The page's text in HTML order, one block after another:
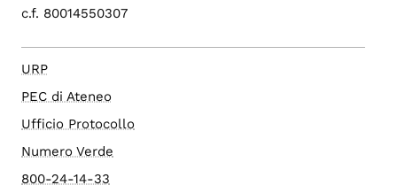
c.f. 80014550307
URP
PEC di Ateneo
Ufficio Protocollo
Numero Verde
800-24-14-33